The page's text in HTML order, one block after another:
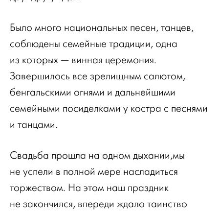
Было много национальных песен, танцев,
соблюдены семейные традиции, одна
из которых — винная церемония.
Завершилось все зрелищным салютом,
бенгальскими огнями и дальнейшими
семейными посиделками у костра с песнями
и танцами.
Свадьба прошла на одном дыхании,мы
не успели в полной мере насладиться
торжеством. На этом наш праздник
не закончился, впереди ждало таинство